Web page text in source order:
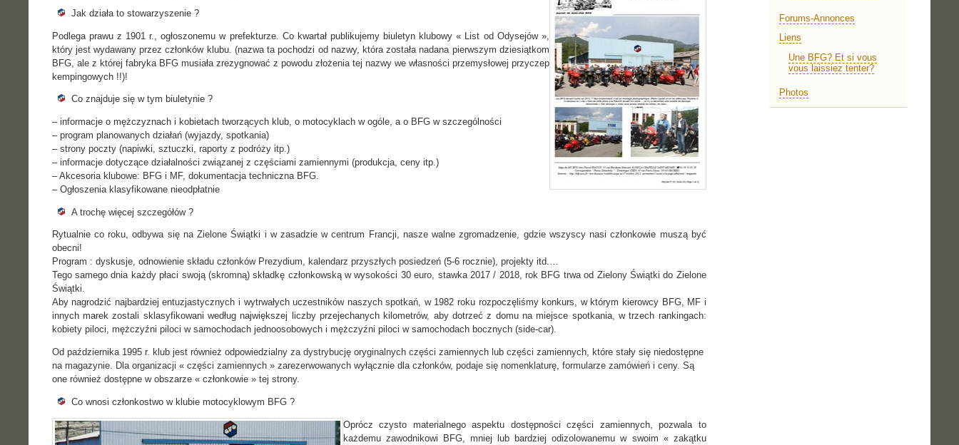
Jak działa to stowarzyszenie ?
Podlega prawu z 1901 r., ogłoszonemu w prefekturze. Co kwartał publikujemy biuletyn klubowy « List od Odysejów »,
który jest wydawany przez członków klubu. (nazwa ta pochodzi od nazwy, która została nadana pierwszym dziesiątkom
BFG, ale z której fabryka BFG musiała zrezygnować z powodu złożenia tej nazwy we własności przemysłowej przyczep
kempingowych !!)!
Co znajduje się w tym biuletynie ?
– informacje o mężczyznach i kobietach tworzących klub, o motocyklach w ogóle, a o BFG w szczególności
– program planowanych działań (wyjazdy, spotkania)
– strony poczty (napiwki, sztuczki, raporty z podróży itp.)
– informacje dotyczące działalności związanej z częściami zamiennymi (produkcja, ceny itp.)
– Akcesoria klubowe: BFG i MF, dokumentacja techniczna BFG.
– Ogłoszenia klasyfikowane nieodpłatnie
A trochę więcej szczegółów ?
Rytualnie co roku, odbywa się na Zielone Świątki i w zasadzie w centrum Francji, nasze walne zgromadzenie, gdzie wszyscy nasi członkowie muszą być
obecni!
Program : dyskusje, odnowienie składu członków Prezydium, kalendarz przyszłych posiedzeń (5-6 rocznie), projekty itd.…
Tego samego dnia każdy płaci swoją (skromną) składkę członkowską w wysokości 30 euro, stawka 2017 / 2018, rok BFG trwa od Zielony Świątki do Zielone
Świątki.
Aby nagrodzić najbardziej entuzjastycznych i wytrwałych uczestników naszych spotkań, w 1982 roku rozpoczęliśmy konkurs, w którym kierowcy BFG, MF i
innych marek zostali sklasyfikowani według największej liczby przejechanych kilometrów, aby dotrzeć z domu na miejsce spotkania, w trzech rankingach:
kobiety piloci, mężczyźni piloci w samochodach jednoosobowych i mężczyźni piloci w samochodach bocznych (side-car).
Od października 1995 r. klub jest również odpowiedzialny za dystrybucję oryginalnych części zamiennych lub części zamiennych, które stały się niedostępne
na magazynie. Dla organizacji « części zamiennych » zarezerwowanych wyłącznie dla członków, podaje się nomenklaturę, formularze zamówień i ceny. Są
one również dostępne w obszarze « członkowie » tej strony.
Co wnosi członkostwo w klubie motocyklowym BFG ?
Oprócz czysto materialnego aspektu dostępności części zamiennych, pozwala to
każdemu zawodnikowi BFG, mniej lub bardziej odizolowanemu w swoim « zakątku
Forums-Annonces
Liens
Une BFG? Et si vous
vous laissiez tenter?
Photos